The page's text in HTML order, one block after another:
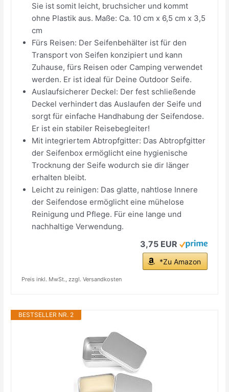
Sie ist somit leicht, bruchsicher und kommt
ohne Plastik aus. Maße: Ca. 10 cm x 6,5 cm x 3,5
cm
Fürs Reisen: Der Seifenbehälter ist für den
Transport von Seifen konzipiert und kann
Zuhause, fürs Reisen oder Camping verwendet
werden. Er ist ideal für Deine Outdoor Seife.
Auslaufsicherer Deckel: Der fest schließende
Deckel verhindert das Auslaufen der Seife und
sorgt für einfache Handhabung der Seifendose.
Er ist ein stabiler Reisebegleiter!
Mit integriertem Abtropfgitter: Das Abtropfgitter
der Seifenbox ermöglicht eine hygienische
Trocknung der Seife wodurch sie dir länger
erhalten bleibt.
Leicht zu reinigen: Das glatte, nahtlose Innere
der Seifendose ermöglicht eine mühelose
Reinigung und Pflege. Für eine lange und
nachhaltige Verwendung.
3,75 EUR
*Zu Amazon
Preis inkl. MwSt., zzgl. Versandkosten
BESTSELLER NR. 2